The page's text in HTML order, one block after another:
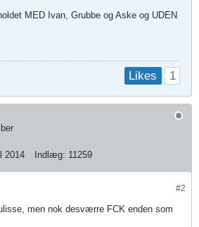
MED Ivan, Grubbe og Aske og UDEN
Likes 1
2014 Indlæg: 11259
#2
men nok desværre FCK enden som